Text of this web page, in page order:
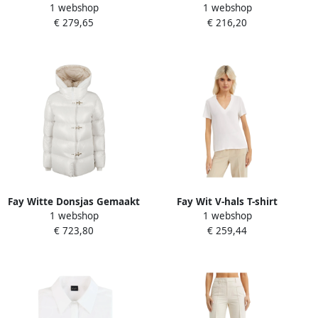
ribfluwelen broek in room
White Dames
1 webshop
€ 279,65
Capri Broek White Dames
1 webshop
€ 216,20
Fay Witte Donsjas Gemaakt
in Italië White Dames
1 webshop
€ 723,80
Fay Wit V-hals T-shirt
gemaakt in Italië White
Dames
1 webshop
€ 259,44